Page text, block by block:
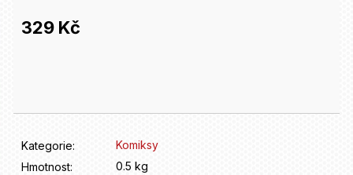
329 Kč
Kategorie:
Komiksy
Hmotnost: 0.5 kg
D
u
u